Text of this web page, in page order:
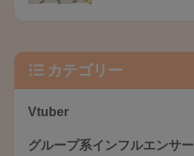
カテゴリー
Vtuber
グループ系インフルエンサー